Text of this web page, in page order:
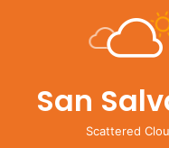
San
Scattered